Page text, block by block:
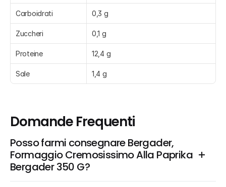
Carboidrati 0,3 g
Zuccheri 0,1 g
Proteine 12,4 g
Sale 1,4 g
Domande Frequenti
Posso farmi consegnare Bergader,
Formaggio Cremosissimo Alla Paprika
Bergader 350 G?